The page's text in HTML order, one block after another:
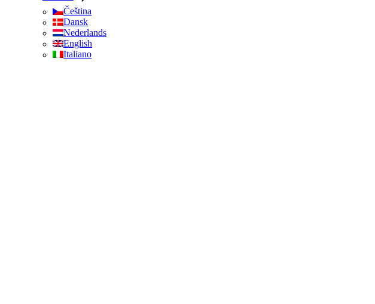
Čeština
Dansk
Nederlands
English
Italiano